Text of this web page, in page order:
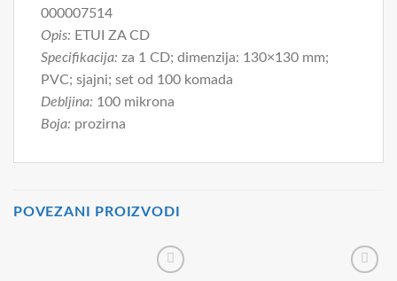
000007514
Opis: ETUI ZA CD
Specifikacija: za 1 CD; dimenzija: 130×130 mm;
PVC; sjajni; set od 100 komada
Debljina: 100 mikrona
Boja: prozirna
POVEZANI PROIZVODI